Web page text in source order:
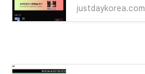
justdaykorea.com